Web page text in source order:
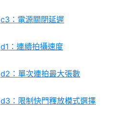
c3：電源關閉延遲
d1：連續拍攝速度
d2：單次連拍最大張數
d3：限制快門釋放模式選擇